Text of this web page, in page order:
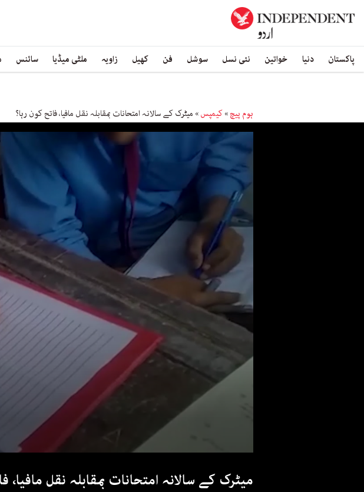
پاکستان دنیا خواتین نئی نسل سوشل فن کھیل زاویہ ملٹی میڈیا سائنس
ہوم پیچ»کیمپس» میٹرک کے سالانہ امتحانات بمقابلہ نقل مافیا، فاتح کون رہا؟
میٹرک کے سالانہ امتحانات بمقابلہ نقل مافیا،